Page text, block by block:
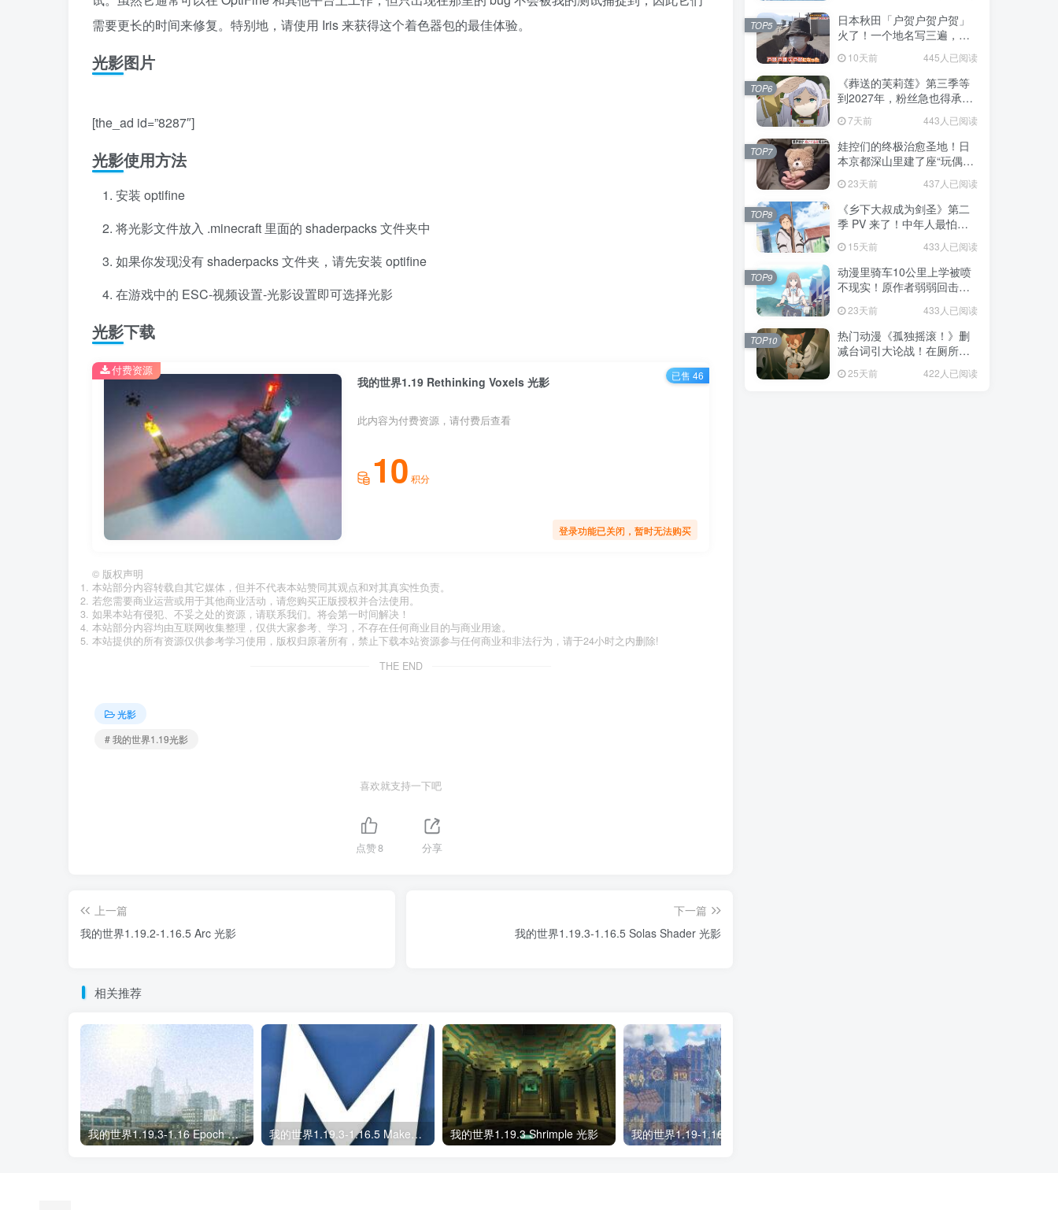
需要更长的时间来修复。特别地，请使用 Iris 来获得这个着色器包的最佳体验。
光影图片
[the_ad id=”8287″]
光影使用方法
安装 optifine
将光影文件放入 .minecraft 里面的 shaderpacks 文件夹中
如果你发现没有 shaderpacks 文件夹，请先安装 optifine
在游戏中的 ESC-视频设置-光影设置即可选择光影
光影下载
我的世界1.19 Rethinking Voxels 光影
此内容为付费资源，请付费后查看
10 积分
登录功能已关闭，暂时无法购买
付费资源 已售 46
© 版权声明
本站部分内容转载自其它媒体，但并不代表本站赞同其观点和对其真实性负责。
若您需要商业运营或用于其他商业活动，请您购买正版授权并合法使用。
如果本站有侵犯、不妥之处的资源，请联系我们。将会第一时间解决！
本站部分内容均由互联网收集整理，仅供大家参考、学习，不存在任何商业目的与商业用途。
本站提供的所有资源仅供参考学习使用，版权归原著所有，禁止下载本站资源参与任何商业和非法行为，请于24小时之内删除!
THE END
光影
# 我的世界1.19光影
喜欢就支持一下吧
点赞8 分享
上一篇
我的世界1.19.2-1.16.5 Arc 光影
下一篇
我的世界1.19.3-1.16.5 Solas Shader 光影
相关推荐
我的世界1.19.3-1.16 Epoch 光影 我的世界1.19.3-1.16.5 MakeUp – Ultra Fast 光影 我的世界1.19.3 Shrimple 光影
日本秋田「户贺户贺户贺」
火了！一个地名写三遍，竟
不是玩梗而是150年旧账！
10天前 445人已阅读
TOP5
《葬送的芙莉莲》第三季等
到2027年，粉丝急也得承认
这次慢得有道理！
7天前 443人已阅读
TOP6
娃控们的终极治愈圣地！日
本京都深山里建了座“玩偶神
社”，不仅能拍照还能给娃祈
福！23天前 437人已阅读
TOP7
《乡下大叔成为剑圣》第二
季 PV 来了！中年人最怕的
不是变老，而是没人愿意再
相信你！
15天前 433人已阅读
TOP8
动漫里骑车10公里上学被喷
不现实！原作者弱弱回击：
常通勤！
23天前 433人已阅读
TOP9
热门动漫《孤独摇滚！》删
减台词引大论战！在厕所吃
现充！
25天前 422人已阅读
TOP10